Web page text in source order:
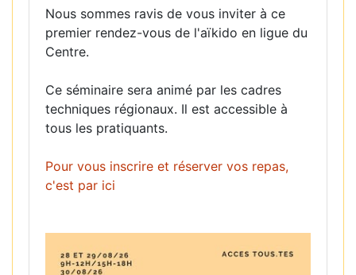
Nous sommes ravis de vous inviter à ce
premier rendez-vous de l'aïkido en ligue du
Centre.
Ce séminaire sera animé par les cadres
techniques régionaux. Il est accessible à
tous les pratiquants.
Pour vous inscrire et réserver vos repas,
c'est par ici